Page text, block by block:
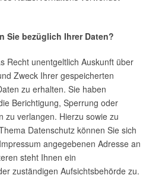
Sie bezüglich Ihrer Daten?
Recht unentgeltlich Auskunft über
Zweck Ihrer gespeicherten
zu erhalten. Sie haben
Berichtigung, Sperrung oder
zu verlangen. Hierzu sowie zu
Datenschutz können Sie sich
angegebenen Adresse an
steht Ihnen ein
zuständigen Aufsichtsbehörde zu.